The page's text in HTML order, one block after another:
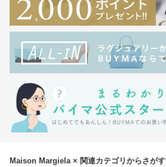
Maison Margiela × 関連カテゴリからさがす